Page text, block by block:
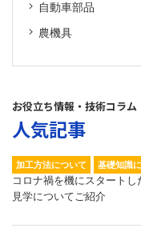
自動車部品
農機具
お役立ち情報・技術コラム
人気記事
加工方法について 基礎知識
コロナ禍を機にスタート
見学についてご紹介